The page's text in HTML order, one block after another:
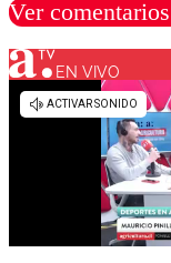
Ver comentarios
Los
EN VIVO